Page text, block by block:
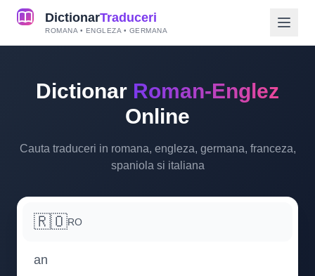
DictionarTraduceri
ROMANA • ENGLEZA • GERMANA
Dictionar Roman-Englez
Online
Cauta traduceri in romana, engleza, germana, franceza,
spaniola si italiana
🇷🇴RO